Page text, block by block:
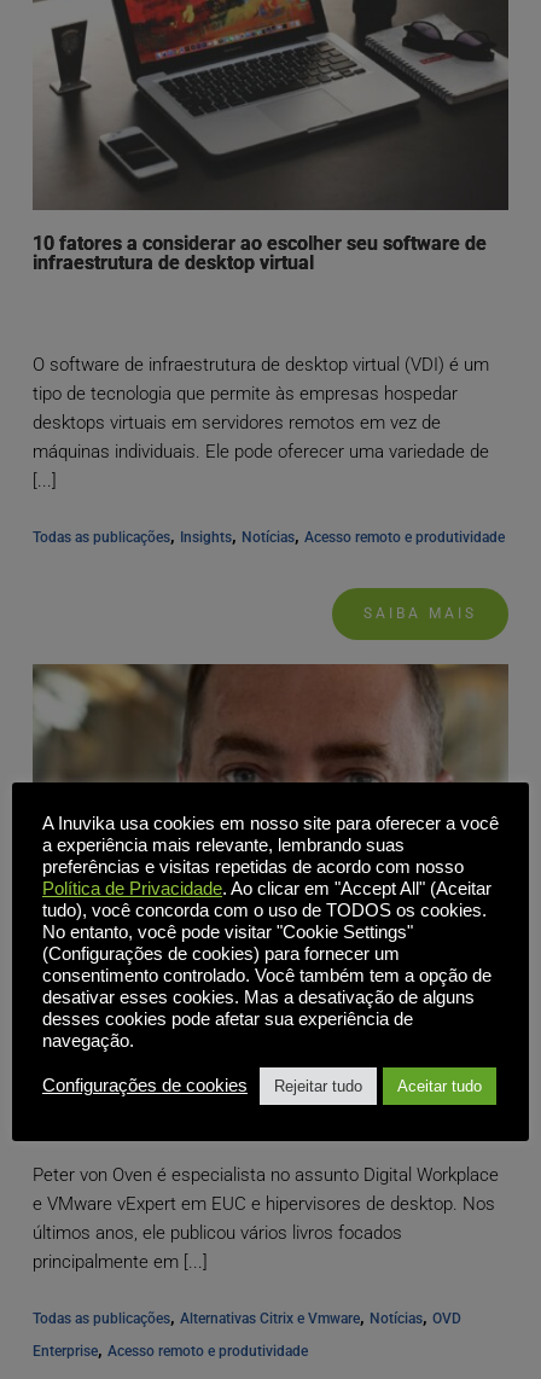
10 fatores a considerar ao escolher seu software de
infraestrutura de desktop virtual
O software de infraestrutura de desktop virtual (VDI) é um
tipo de tecnologia que permite às empresas hospedar
desktops virtuais em servidores remotos em vez de
máquinas individuais. Ele pode oferecer uma variedade de
[...]
Todas as publicações, Insights, Notícias, Acesso remoto e produtividade
SAIBA MAIS
Peter von Oven fala sobre a redefinição do
fornecimento de aplicativos com o Inuvika OVD
Peter von Oven é especialista no assunto Digital Workplace
e VMware vExpert em EUC e hipervisores de desktop. Nos
últimos anos, ele publicou vários livros focados
principalmente em [...]
Todas as publicações, Alternativas Citrix e Vmware, Notícias, OVD
Enterprise, Acesso remoto e produtividade
A Inuvika usa cookies em nosso site para oferecer a você
a experiência mais relevante, lembrando suas
preferências e visitas repetidas de acordo com nosso
Política de Privacidade. Ao clicar em "Accept All" (Aceitar
tudo), você concorda com o uso de TODOS os cookies.
No entanto, você pode visitar "Cookie Settings"
(Configurações de cookies) para fornecer um
consentimento controlado. Você também tem a opção de
desativar esses cookies. Mas a desativação de alguns
desses cookies pode afetar sua experiência de
navegação.
Configurações de cookies Rejeitar tudo Aceitar tudo